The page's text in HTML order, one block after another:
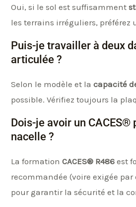
Oui, si le sol est suffisamment
les terrains irréguliers, préférez
Puis-je travailler à deux
articulée ?
Selon le modèle et la capacité
possible. Vérifiez toujours la
Dois-je avoir un CACES®
nacelle ?
La formation CACES® R486 est
recommandée (voire exigée
pour garantir la sécurité et la